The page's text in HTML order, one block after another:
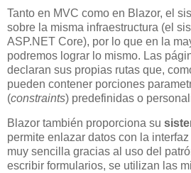
Tanto en MVC como en Blazor, el
sobre la misma infraestructura (el
ASP.NET Core), por lo que en la
podremos lograr lo mismo. Las
declaran sus propias rutas que,
pueden contener porciones
(constraints) predefinidas o
Blazor también proporciona su
permite enlazar datos con la
muy sencilla gracias al uso del
escribir formularios, se utilizan las